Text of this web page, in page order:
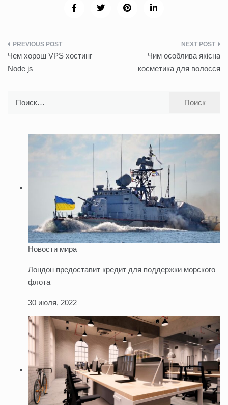
Навигация
по
Чем хорош VPS хостинг
Node js
Чим особлива якісна
косметика для волосся
Новости мира
Лондон предоставит кредит для поддержки морского
флота
30 июля, 2022